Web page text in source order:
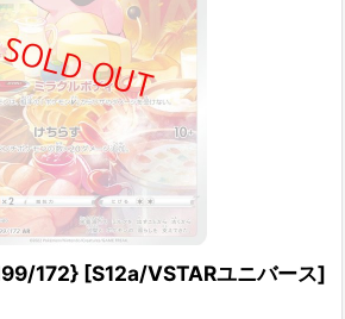
172} [S12a/VSTARユニバース]